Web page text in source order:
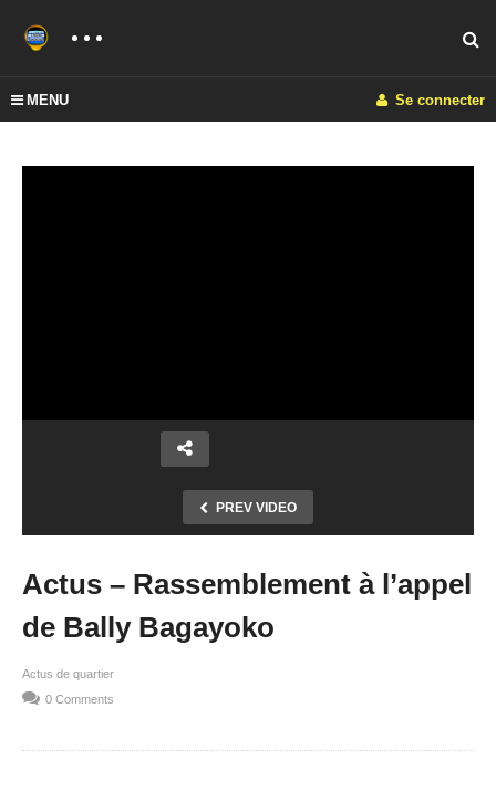
MENU Se connecter
PREV VIDEO
Actus – Rassemblement à l’appel
de Bally Bagayoko
Actus de quartier
0 Comments